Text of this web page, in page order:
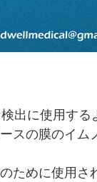
出に使用す
スの膜のイム
ために使用さ